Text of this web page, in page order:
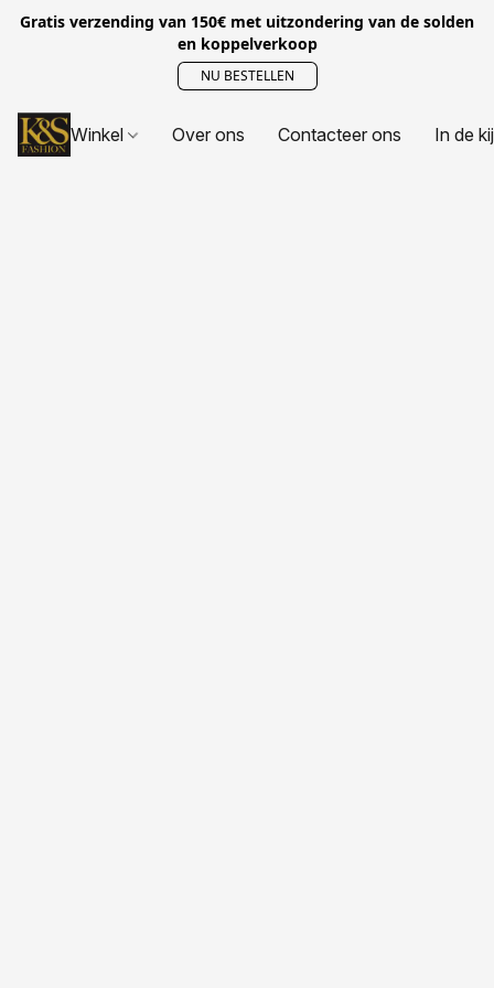
Gratis verzending van 150€ met uitzondering van de solden
en koppelverkoop
NU BESTELLEN
Winkel Over ons Contacteer ons In de